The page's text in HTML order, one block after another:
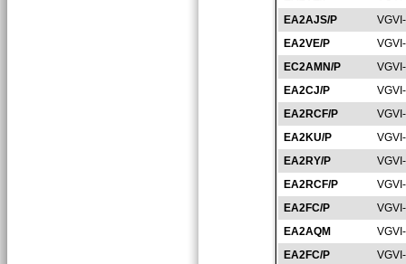
EA2AJS/P
EA2VE/P
EC2AMN/P
EA2CJ/P
EA2RCF/P
EA2KU/P
EA2RY/P
EA2RCF/P
EA2FC/P
EA2AQM
EA2FC/P